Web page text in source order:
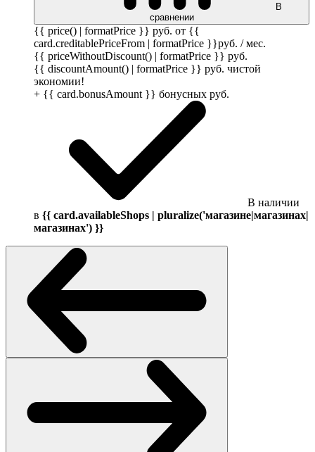
В
сравнении
{{ price() | formatPrice }} руб. от {{
card.creditablePriceFrom | formatPrice }}руб. / мес.
{{ priceWithoutDiscount() | formatPrice }} руб.
{{ discountAmount() | formatPrice }} руб. чистой
экономии!
+ {{ card.bonusAmount }} бонусных руб.
В наличии
в {{ card.availableShops | pluralize('магазине|магазинах|
магазинах') }}